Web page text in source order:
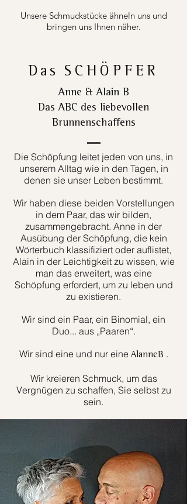
Unsere Schmuckstücke ähneln uns und
bringen uns Ihnen näher.
Das SCHÖPFER
Anne & Alain B
Das ABC des liebevollen
Brunnenschaffens
Die Schöpfung leitet jeden von uns, in
unserem Alltag wie in den Tagen, in
denen sie unser Leben bestimmt.
Wir haben diese beiden Vorstellungen
in dem Paar, das wir bilden,
zusammengebracht. Anne in der
Ausübung der Schöpfung, die kein
Wörterbuch klassifiziert oder auflistet,
Alain in der Leichtigkeit zu wissen, wie
man das erweitert, was eine
Schöpfung erfordert, um zu leben und
zu existieren.
Wir sind ein Paar, ein Binomial, ein
Duo... aus „Paaren“.
Wir sind eine und nur eine AlanneB .
Wir kreieren Schmuck, um das
Vergnügen zu schaffen, Sie selbst zu
sein.